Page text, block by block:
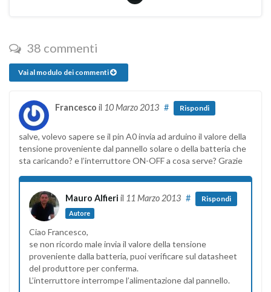
38 commenti
Vai al modulo dei commenti
Francesco il 10 Marzo 2013 # Rispondi
salve, volevo sapere se il pin A0 invia ad arduino il valore della
tensione proveniente dal pannello solare o della batteria che
sta caricando? e l’interruttore ON-OFF a cosa serve? Grazie
Mauro Alfieri il 11 Marzo 2013
Autore
# Rispondi
Ciao Francesco,
se non ricordo male invia il valore della tensione
proveniente dalla batteria, puoi verificare sul datasheet
del produttore per conferma.
L’interruttore interrompe l’alimentazione dal pannello.